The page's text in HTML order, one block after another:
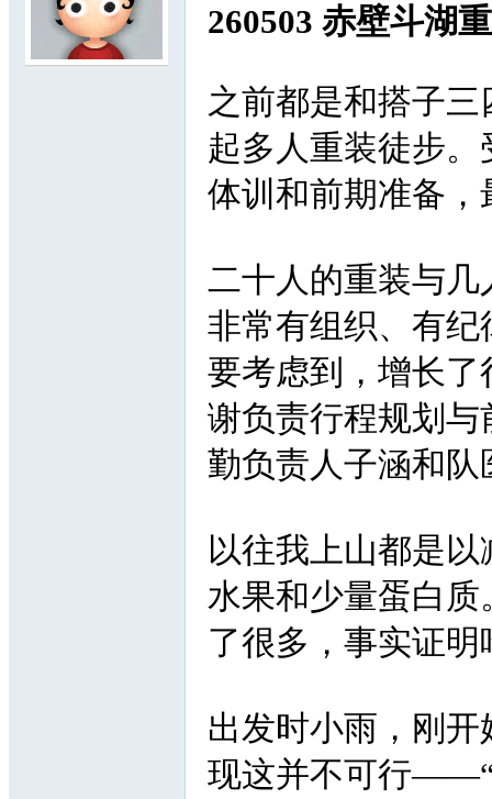
260503 赤壁斗湖
之前都是和搭子
起多人重装徒步
体训和前期准备
二十人的重装与
非常有组织、有
要考虑到，增长
谢负责行程规划
勤负责人子涵和
以往我上山都是
水果和少量蛋白
了很多，事实证
出发时小雨，刚
现这并不可行——“